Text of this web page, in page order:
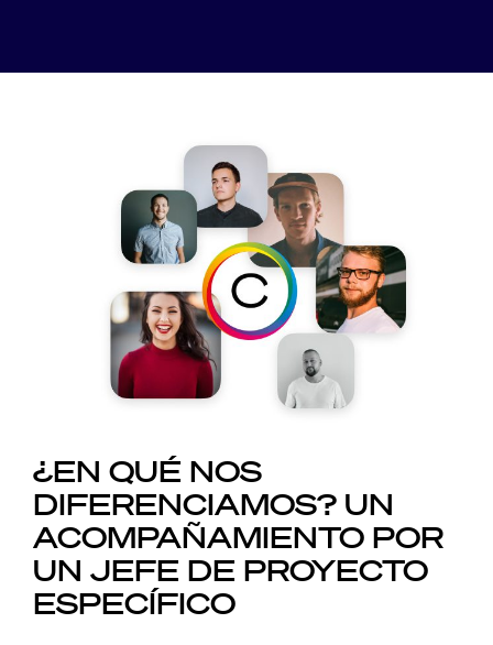
¿EN QUÉ NOS
DIFERENCIAMOS? UN
ACOMPAÑAMIENTOPOR
UN JEFE DE PROYECTO
ESPECÍFICO